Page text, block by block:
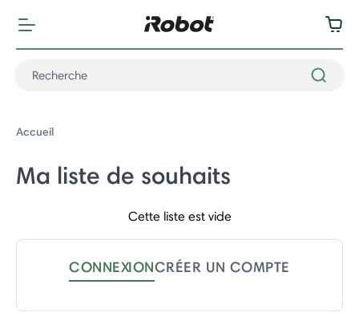
Accueil
Ma liste de souhaits
Cette liste est vide
CONNEXIONCRÉER UN COMPTE